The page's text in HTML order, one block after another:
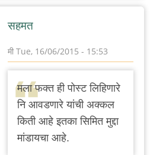
सहमत
मी Tue, 16/06/2015 - 15:53
In
reply
to
अभिनय
मला फक्त ही पोस्ट लिहिणारे
नि आवडणारे यांची अक्कल
किती आहे इतका सिमित मुद्दा
मांडायचा आहे.